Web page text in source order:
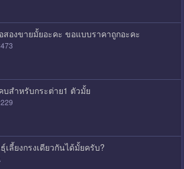
สองขายมั้ยอะคะ ขอแบบราคาถูกอะคะ
บสำหรับกระต่าย1 ตัวมั้ย
เลี้ยงกรงเดียวกันได้มั้ยครับ?